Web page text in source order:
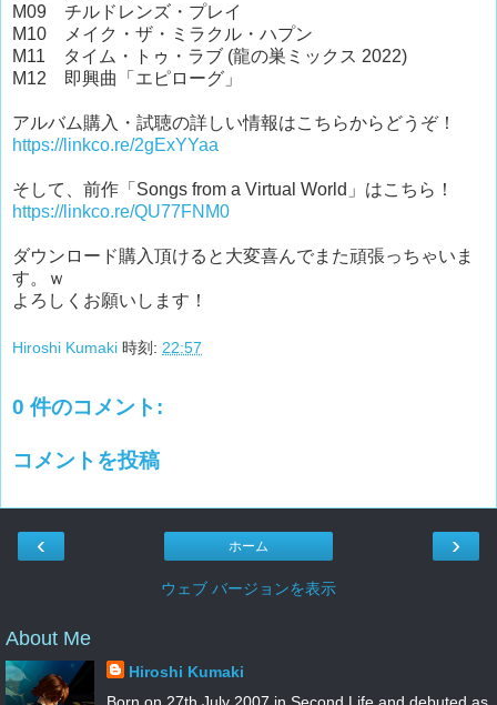
M09 チルドレンズ・プレイ
M10 メイク・ザ・ミラクル・ハプン
M11 タイム・トゥ・ラブ (龍の巣ミックス 2022)
M12 即興曲「エピローグ」
アルバム購入・試聴の詳しい情報はこちらからどうぞ！
https://linkco.re/2gExYYaa
そして、前作「Songs from a Virtual World」はこちら！
https://linkco.re/QU77FNM0
ダウンロード購入頂けると大変喜んでまた頑張っちゃいま
す。ｗ
よろしくお願いします！
Hiroshi Kumaki 時刻: 22:57
0 件のコメント:
コメントを投稿
‹ ›
ホーム
ウェブ バージョンを表示
About Me
Hiroshi Kumaki